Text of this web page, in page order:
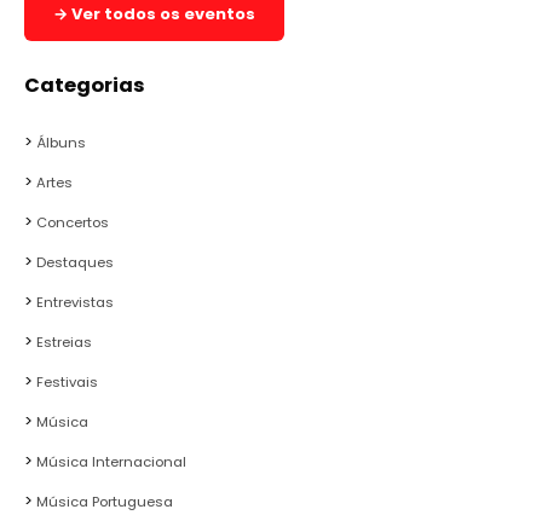
→ Ver todos os eventos
Categorias
Álbuns
Artes
Concertos
Destaques
Entrevistas
Estreias
Festivais
Música
Música Internacional
Música Portuguesa